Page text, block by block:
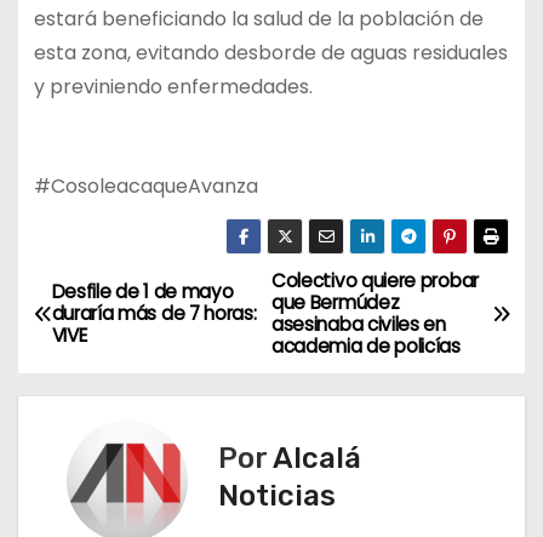
estará beneficiando la salud de la población de
esta zona, evitando desborde de aguas residuales
y previniendo enfermedades.
#CosoleacaqueAvanza
N
a
v
Colectivo quiere probar
que Bermúdez
asesinaba civiles en
academia de policías
Desfile de 1 de mayo
duraría más de 7 horas:
VIVE
PorAlcalá
Noticias